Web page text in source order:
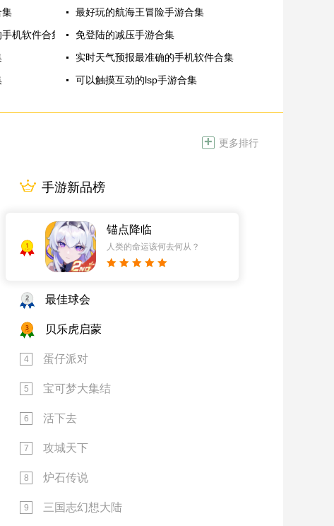
集
机软件合集
最好玩的航海王冒险手游合集
免登陆的减压手游合集
实时天气预报最准确的手机软件合集
可以触摸互动的lsp手游合集
+ 更多排行
手游新品榜
1
锚点降临
人类的命运该何去何从？
2 最佳球会
3 贝乐虎启蒙
4 蛋仔派对
5 宝可梦大集结
6 活下去
7 攻城天下
8 炉石传说
9 三国志幻想大陆